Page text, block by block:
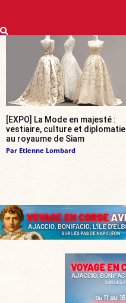
[EXPO] La Mode en majesté :
vestiaire, culture et diplomatie
au royaume de Siam
Par Etienne Lombard